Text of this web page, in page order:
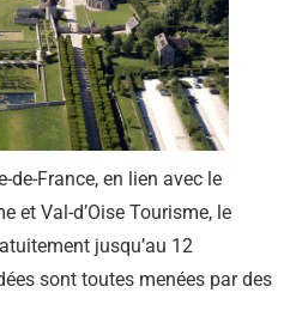
de-France, en lien avec le
et Val-d’Oise Tourisme, le
jusqu’au 12
sont toutes menées par des